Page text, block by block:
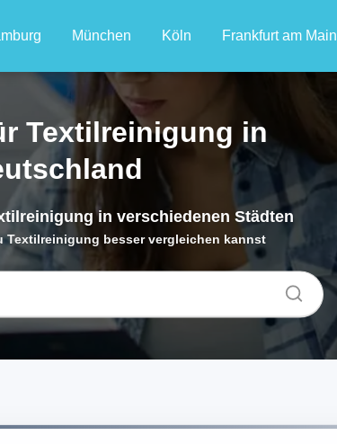
München Köln Frankfurt am Main
Textilreinigung in
in verschiedenen Städten
Textilreinigung besser vergleichen kannst